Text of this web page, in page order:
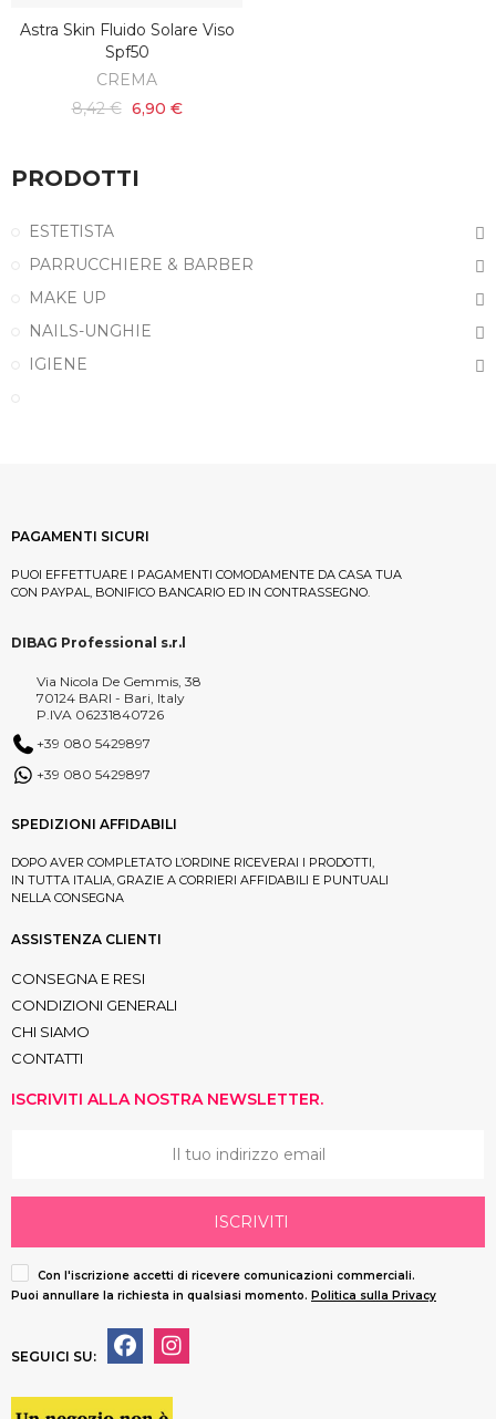
AGGIUNGI AL CARRELLO
Astra Skin Fluido Solare Viso
Spf50
CREMA
8,42 € 6,90 €
PRODOTTI
ESTETISTA
PARRUCCHIERE & BARBER
MAKE UP
NAILS-UNGHIE
IGIENE
PAGAMENTI SICURI
PUOI EFFETTUARE I PAGAMENTI COMODAMENTE DA CASA TUA
CON PAYPAL, BONIFICO BANCARIO ED IN CONTRASSEGNO.
DIBAG Professional s.r.l
Via Nicola De Gemmis, 38
70124 BARI - Bari, Italy
P.IVA 06231840726
+39 080 5429897
+39 080 5429897
SPEDIZIONI AFFIDABILI
DOPO AVER COMPLETATO L’ORDINE RICEVERAI I PRODOTTI,
IN TUTTA ITALIA, GRAZIE A CORRIERI AFFIDABILI E PUNTUALI
NELLA CONSEGNA
ASSISTENZA CLIENTI
CONSEGNA E RESI
CONDIZIONI GENERALI
CHI SIAMO
CONTATTI
ISCRIVITI ALLA NOSTRA NEWSLETTER.
ISCRIVITI
Con l'iscrizione accetti di ricevere comunicazioni commerciali.
Puoi annullare la richiesta in qualsiasi momento. Politica sulla Privacy
SEGUICI SU: